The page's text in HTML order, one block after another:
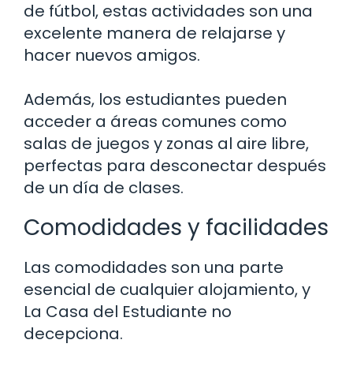
de fútbol, estas actividades son una
excelente manera de relajarse y
hacer nuevos amigos.
Además, los estudiantes pueden
acceder a áreas comunes como
salas de juegos y zonas al aire libre,
perfectas para desconectar después
de un día de clases.
Comodidades y facilidades
Las comodidades son una parte
esencial de cualquier alojamiento, y
La Casa del Estudiante no
decepciona.